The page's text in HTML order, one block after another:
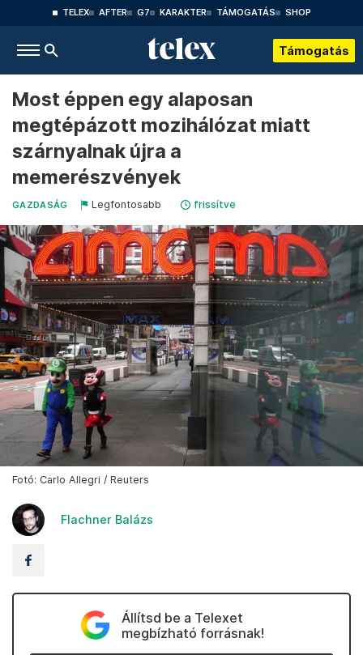
TELEX AFTER G7 KARAKTER TÁMOGATÁS SHOP
Támogatás
Most éppen egy alaposan
megtépázott mozihálózat miatt
szárnyalnak újra a
memerészvények
GAZDASÁG Legfontosabb frissítve
Fotó: Carlo Allegri / Reuters
Flachner Balázs
Állítsd be a Telexet
megbízható forrásnak!